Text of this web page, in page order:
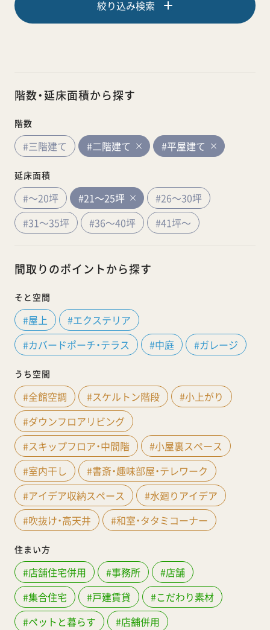
絞り込み検索
階数・延床面積から探す
階数
#三階建て #二階建て #平屋建て
延床面積
#～20坪 #21～25坪
#26～30坪
#31～35坪
#36～40坪 #41坪～
間取りのポイントから探す
そと空間
#屋上
#エクステリア
#カバードポーチ・テラス
#中庭 #ガレージ
うち空間
#全館空調 #スケルトン階段
#小上がり
#ダウンフロアリビング
#スキップフロア・中間階
#小屋裏スペース
#室内干し
#書斎・趣味部屋・テレワーク
#アイデア収納スペース
#水廻りアイデア
#吹抜け・高天井
#和室・タタミコーナー
住まい方
#店舗住宅併用 #事務所
#店舗
#集合住宅
#戸建賃貸
#こだわり素材
#ペットと暮らす
#店舗併用